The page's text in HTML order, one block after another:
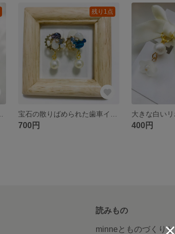
残り1点
700円 400円
読みもの
minneとものづくりと